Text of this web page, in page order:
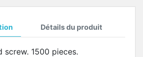
Détails du produit
screw. 1500 pieces.